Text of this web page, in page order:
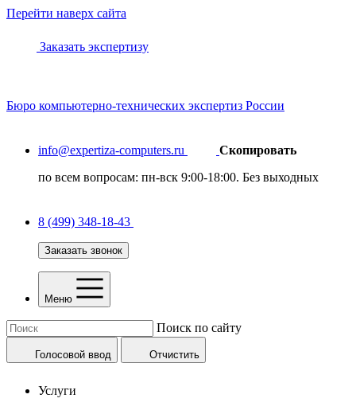
Перейти наверх сайта
Заказать экспертизу
Бюро компьютерно-технических экспертиз России
info@expertiza-computers.ru
Скопировать
по всем вопросам: пн-вск 9:00-18:00. Без выходных
8 (499) 348-18-43
Заказать звонок
Меню
Поиск по сайту
Голосовой ввод Отчистить
Услуги